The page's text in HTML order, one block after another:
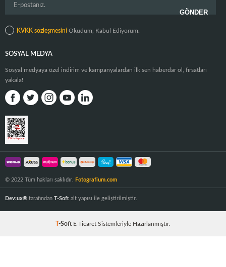
KVKK sözleşmesini Okudum, Kabul Ediyorum.
SOSYAL MEDYA
Sosyal medyaya özel indirim ve kampanyalardan ilk sen haberdar ol, fırsatları
yakala!
© 2022 Tüm hakları saklıdır. Fotografium.com
Dev:ux® tarafından T-Soft alt yapısı ile geliştirilmiştir.
T-Soft E-Ticaret Sistemleriyle Hazırlanmıştır.